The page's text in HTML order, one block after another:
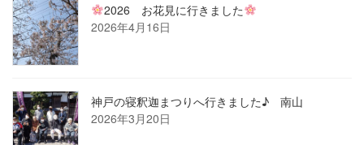
2026 お花見に行きました
2026年4月16日
神戸の寝釈迦まつりへ行きました♪ 南山
2026年3月20日